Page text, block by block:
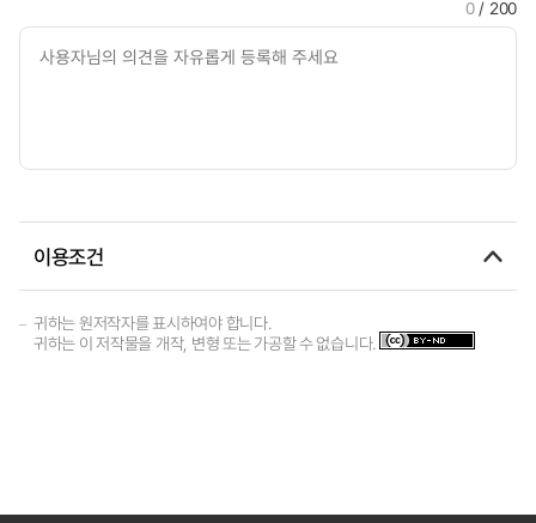
0/ 200
이용조건
귀하는 원저작자를 표시하여야 합니다.
귀하는 이 저작물을 개작, 변형 또는 가공할 수 없습니다.